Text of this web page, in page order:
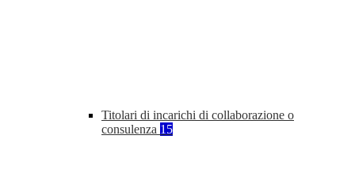
Titolari di incarichi di collaborazione o
consulenza 15